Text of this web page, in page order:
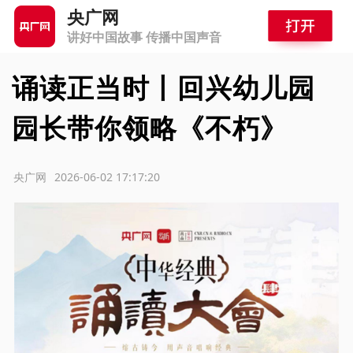
央广网
讲好中国故事 传播中国声音
诵读正当时丨回兴幼儿园
园长带你领略《不朽》
2026-06-02 17:17:20
央广网